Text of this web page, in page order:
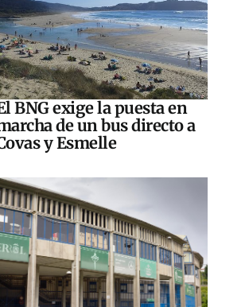
BNG exige la puesta en
de un bus directo a
y Esmelle